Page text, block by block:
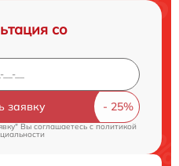
со
заявку
Вы соглашаетесь cполитикой